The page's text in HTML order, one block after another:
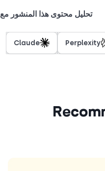
تحليل محتوى هذا المنشور مع
Claude